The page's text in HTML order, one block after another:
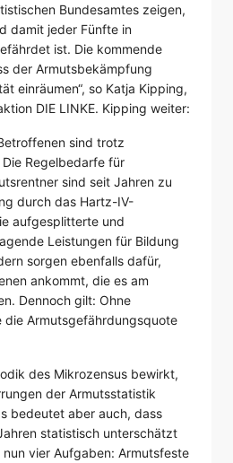
Bundesamtes zeigen,
damit jeder Fünfte in
ist. Die kommende
der Armutsbekämpfung
einräumen“, so Katja Kipping,
DIE LINKE. Kipping weiter:
sind trotz
Regelbedarfe für
sind seit Jahren zu
durch das Hartz-IV-
aufgesplitterte und
Leistungen für Bildung
sorgen ebenfalls dafür,
ankommt, die es am
Dennoch gilt: Ohne
die Armutsgefährdungsquote
des Mikrozensus bewirkt,
der Armutsstatistik
bedeutet aber auch, dass
statistisch unterschätzt
vier Aufgaben: Armutsfeste